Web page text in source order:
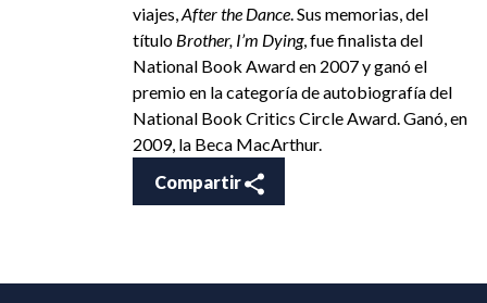
viajes,After the Dance.Sus memorias, del
título Brother, I’m Dying, fue finalista del
National Book Award en 2007 y ganó el
premio en la categoría de autobiografía del
National Book Critics Circle Award.Ganó, en
2009, la Beca MacArthur.
Compartir